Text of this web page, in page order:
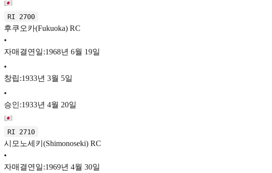
RI 2700
후쿠오카(Fukuoka) RC
•
자매결연일:1968년 6월 19일
•
창립:1933년 3월 5일
•
승인:1933년 4월 20일
RI 2710
시모노세키(Shimonoseki) RC
•
자매결연일:1969년 4월 30일